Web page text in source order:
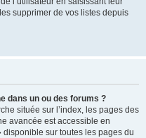
supprimer de vos listes depuis
dans un ou des forums ?
située sur l’index, les pages des
avancée est accessible en
sur toutes les pages du